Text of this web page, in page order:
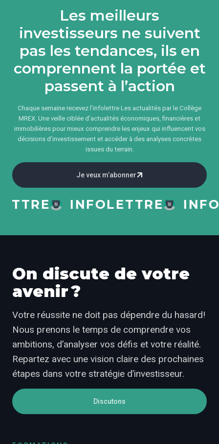
Les meilleurs
investisseurs ne suivent
pas les tendances, ils en
comprennent la portée et
passent à l’action
Chaque semaine recevez l'infolettre Les actualités par le Collège
MREX. Une veille ciblée d’actualités économiques, financières et
immobilières pour mieux comprendre les enjeux qui influencent vos
décisions d’investissement et accéder à des analyses concrètes
issues du terrain.
Je veux m’abonner
INFOLETTRE
On discute de votre
avenir ?
Votre réussite ne doit pas dépendre du hasard!
Nous prenons le temps de comprendre vos
ambitions, d’analyser vos défis et votre réalité.
Repartez avec une vision claire des prochaines
étapes dans votre stratégie d’investisseur.
Discutons